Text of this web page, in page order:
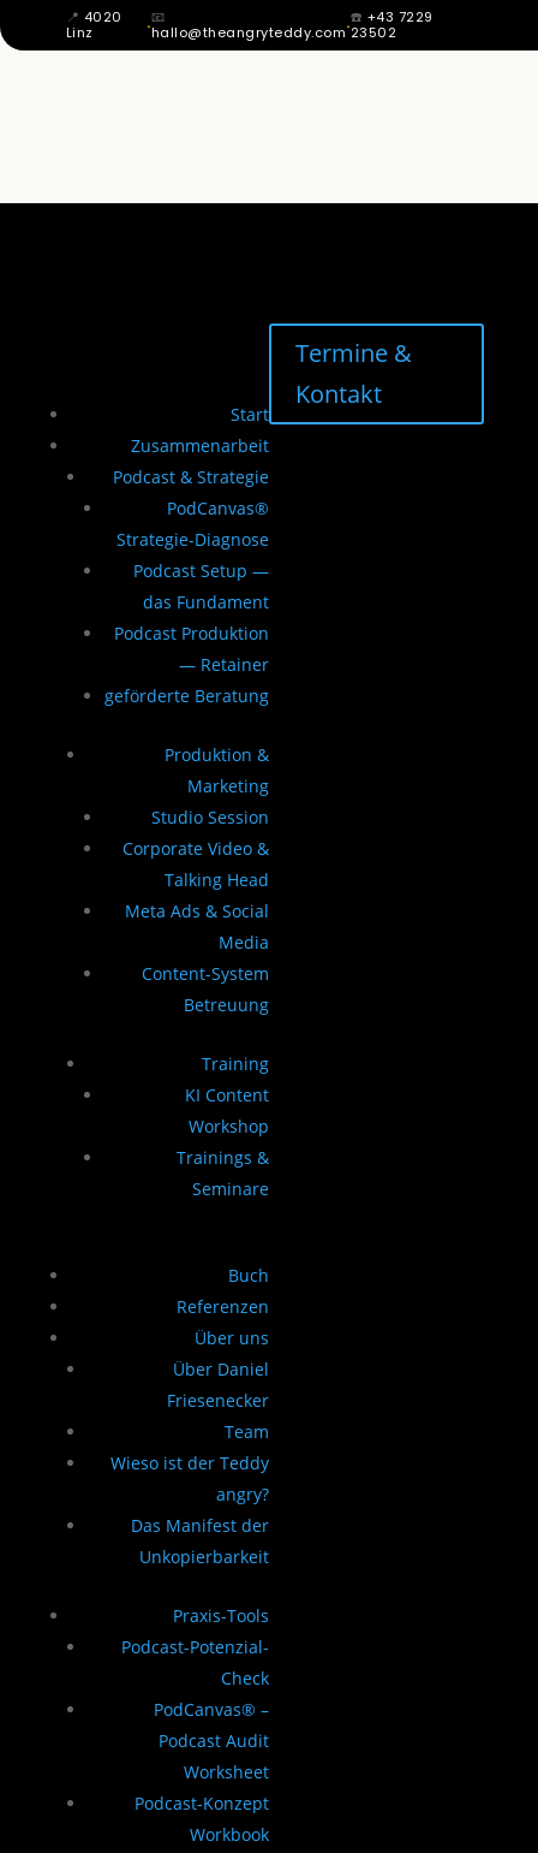
📍 4020
Linz
·📧
hallo@theangryteddy.com·☎️ +43 7229
23502
Start
Zusammenarbeit
Podcast & Strategie
PodCanvas®
Strategie-Diagnose
Podcast Setup —
das Fundament
Podcast Produktion
— Retainer
geförderte Beratung
Produktion &
Marketing
Studio Session
Corporate Video &
Talking Head
Meta Ads & Social
Media
Content-System
Betreuung
Training
KI Content
Workshop
Trainings &
Seminare
Buch
Referenzen
Über uns
Über Daniel
Friesenecker
Team
Wieso ist der Teddy
angry?
Das Manifest der
Unkopierbarkeit
Praxis-Tools
Podcast-Potenzial-
Check
PodCanvas® –
Podcast Audit
Worksheet
Podcast-Konzept
Workbook
Termine &
Kontakt